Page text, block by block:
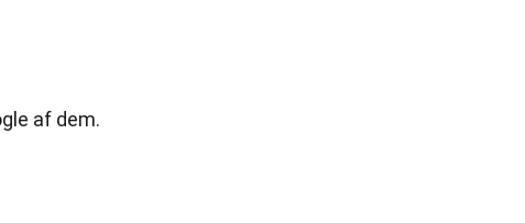
af dem.